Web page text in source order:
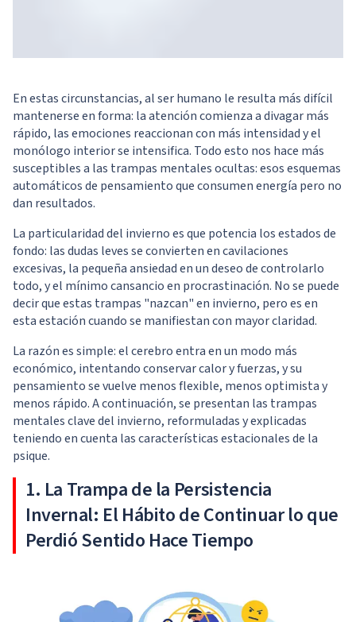
En estas circunstancias, al ser humano le resulta más difícil
mantenerse en forma: la atención comienza a divagar más
rápido, las emociones reaccionan con más intensidad y el
monólogo interior se intensifica. Todo esto nos hace más
susceptibles a las trampas mentales ocultas: esos esquemas
automáticos de pensamiento que consumen energía pero no
dan resultados.
La particularidad del invierno es que potencia los estados de
fondo: las dudas leves se convierten en cavilaciones
excesivas, la pequeña ansiedad en un deseo de controlarlo
todo, y el mínimo cansancio en procrastinación. No se puede
decir que estas trampas "nazcan" en invierno, pero es en
esta estación cuando se manifiestan con mayor claridad.
La razón es simple: el cerebro entra en un modo más
económico, intentando conservar calor y fuerzas, y su
pensamiento se vuelve menos flexible, menos optimista y
menos rápido. A continuación, se presentan las trampas
mentales clave del invierno, reformuladas y explicadas
teniendo en cuenta las características estacionales de la
psique.
1. La Trampa de la Persistencia
Invernal: El Hábito de Continuar lo que
Perdió Sentido Hace Tiempo